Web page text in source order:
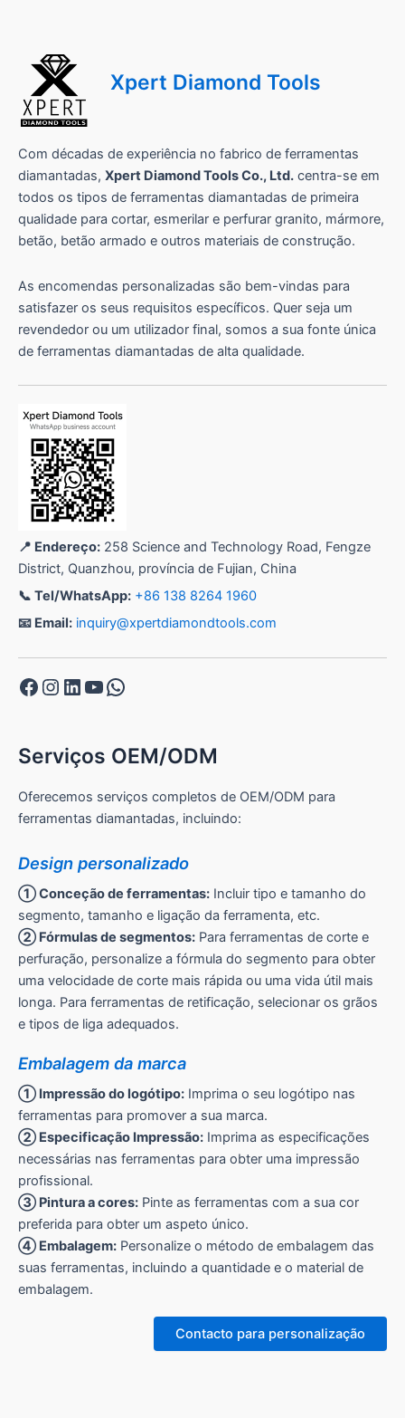
Xpert Diamond Tools
Com décadas de experiência no fabrico de ferramentas
diamantadas, Xpert Diamond Tools Co., Ltd. centra-se em
todos os tipos de ferramentas diamantadas de primeira
qualidade para cortar, esmerilar e perfurar granito, mármore,
betão, betão armado e outros materiais de construção.
As encomendas personalizadas são bem-vindas para
satisfazer os seus requisitos específicos. Quer seja um
revendedor ou um utilizador final, somos a sua fonte única
de ferramentas diamantadas de alta qualidade.
📍 Endereço: 258 Science and Technology Road, Fengze
District, Quanzhou, província de Fujian, China
📞 Tel/WhatsApp: +86 138 8264 1960
📧 Email: inquiry@xpertdiamondtools.com
Facebook
Instagram
LinkedIn
YouTube
WhatsApp
Serviços OEM/ODM
Oferecemos serviços completos de OEM/ODM para
ferramentas diamantadas, incluindo:
Design personalizado
① Conceção de ferramentas: Incluir tipo e tamanho do
segmento, tamanho e ligação da ferramenta, etc.
② Fórmulas de segmentos: Para ferramentas de corte e
perfuração, personalize a fórmula do segmento para obter
uma velocidade de corte mais rápida ou uma vida útil mais
longa. Para ferramentas de retificação, selecionar os grãos
e tipos de liga adequados.
Embalagem da marca
① Impressão do logótipo: Imprima o seu logótipo nas
ferramentas para promover a sua marca.
② Especificação Impressão: Imprima as especificações
necessárias nas ferramentas para obter uma impressão
profissional.
③ Pintura a cores: Pinte as ferramentas com a sua cor
preferida para obter um aspeto único.
④ Embalagem: Personalize o método de embalagem das
suas ferramentas, incluindo a quantidade e o material de
embalagem.
Contacto para personalização